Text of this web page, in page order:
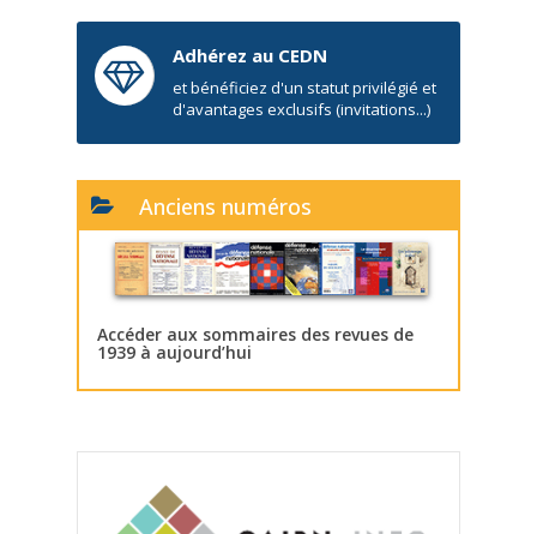
Adhérez au CEDN
et bénéficiez d'un statut privilégié et
d'avantages exclusifs (invitations...)
Anciens numéros
Accéder aux sommaires des revues de
1939 à aujourd’hui